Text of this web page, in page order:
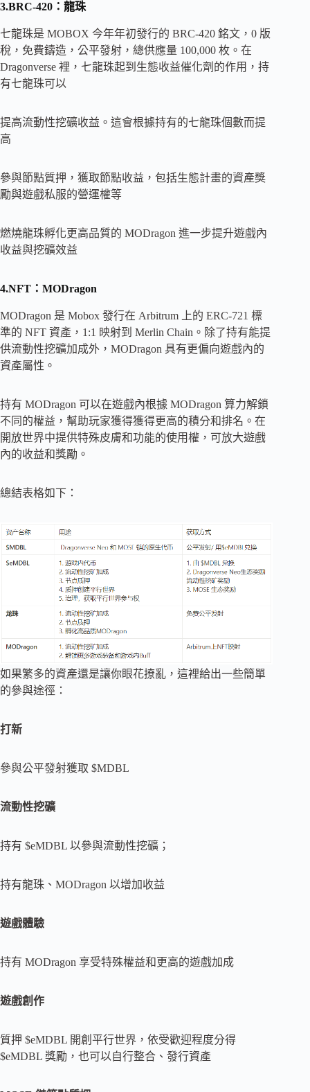
3.BRC-4​​20：龍珠
七龍珠是 MOBOX 今年年初發行的 BRC-4​​20 銘文，0 版
稅，免費鑄造，公平發射，總供應量 100,000 枚。在
Dragonverse 裡，七龍珠起到生態收益催化劑的作用，持
有七龍珠可以
提高流動性挖礦收益。這會根據持有的七龍珠個數而提
高
參與節點質押，獲取節點收益，包括生態計畫的資產獎
勵與遊戲私服的營運權等
燃燒龍珠孵化更高品質的 MODragon 進一步提升遊戲內
收益與挖礦效益
4.NFT：MODragon
MODragon 是 Mobox 發行在 Arbitrum 上的 ERC-721 標
準的 NFT 資產，1:1 映射到 Merlin Chain。除了持有能提
供流動性挖礦加成外，MODragon 具有更偏向遊戲內的
資產屬性。
持有 MODragon 可以在遊戲內根據 MODragon 算力解鎖
不同的權益，幫助玩家獲得獲得更高的積分和排名。在
開放世界中提供特殊皮膚和功能的使用權，可放大遊戲
內的收益和獎勵。
總結表格如下：
如果繁多的資產還是讓你眼花撩亂，這裡給出一些簡單
的參與途徑：
打新
參與公平發射獲取 $MDBL
流動性挖礦
持有 $eMDBL 以參與流動性挖礦；
持有龍珠、MODragon 以增加收益
遊戲體驗
持有 MODragon 享受特殊權益和更高的遊戲加成
遊戲創作
質押 $eMDBL 開創平行世界，依受歡迎程度分得
$eMDBL 獎勵，也可以自行整合、發行資產